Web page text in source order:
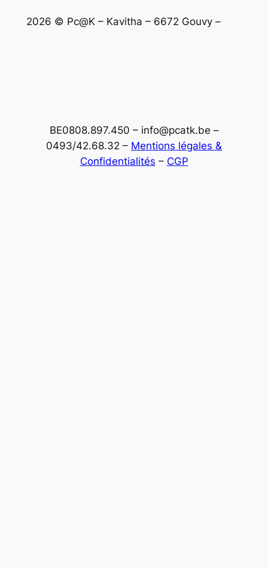
2026 © Pc@K – Kavitha – 6672 Gouvy –
BE0808.897.450 – info@pcatk.be –
0493/42.68.32 – Mentions légales &
Confidentialités – CGP